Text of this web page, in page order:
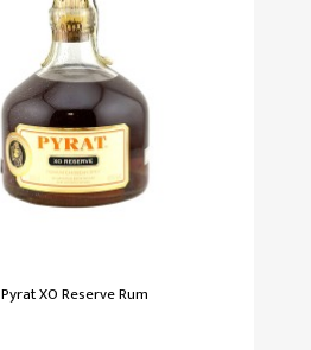
Pyrat XO Reserve Rum